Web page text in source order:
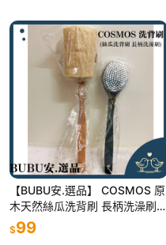
【BUBU安.選品】 COSMOS 原
木天然絲瓜洗背刷 長柄洗澡刷
洗澡 沐浴刷 洗背刷 搓澡刷 洗澡
刷 搓澡
$99